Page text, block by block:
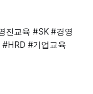
진교육 #SK #경영
#HRD #기업교육